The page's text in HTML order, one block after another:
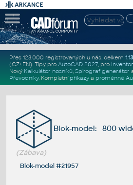
Přes 123.000 registrovaných u nás, celkem
(CZ+EN). Tipy pro AutoCAD 2027, pro
Nový Kalkulátor nosníků, Spirograf generátor
Převodníky. Kompletní příkazya proměnné
Blok-model: 800
(Zábava)
Blok-model #21957